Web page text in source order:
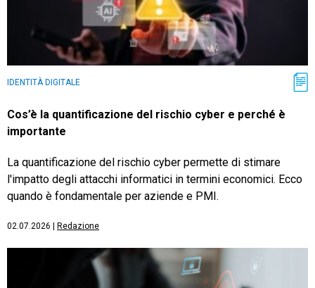
IDENTITÀ DIGITALE
Cos’è la quantificazione del rischio cyber e perché è
importante
La quantificazione del rischio cyber permette di stimare
l'impatto degli attacchi informatici in termini economici. Ecco
quando è fondamentale per aziende e PMI.
02.07.2026 Redazione